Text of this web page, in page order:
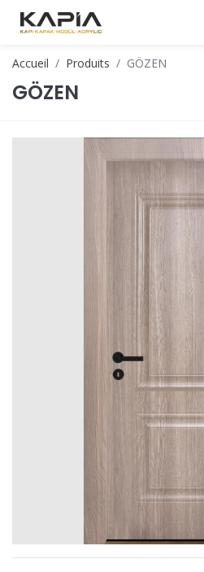
Accueil Produits GÖZEN
GÖZEN